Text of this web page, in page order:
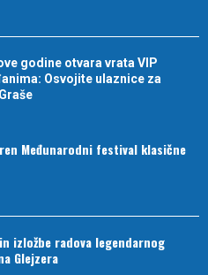
godine otvara vrata VIP
Osvojite ulaznice za
Međunarodni festival klasične
izložbe radova legendarnog
Glejzera